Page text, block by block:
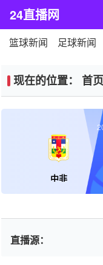
24直播网
篮球新闻 足球新闻
现在的位置： 首页
中非
直播源：